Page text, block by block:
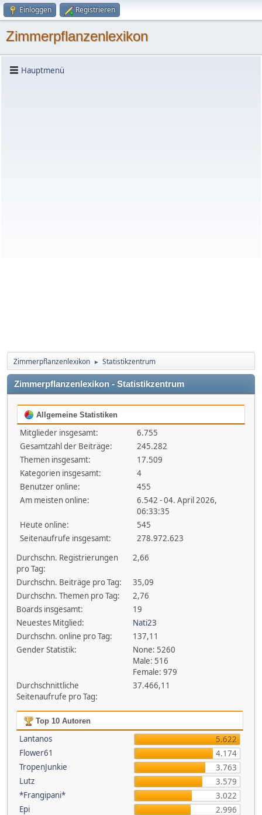
Einloggen Registrieren
Zimmerpflanzenlexikon
Hauptmenü
Zimmerpflanzenlexikon ► Statistikzentrum
Zimmerpflanzenlexikon - Statistikzentrum
Allgemeine Statistiken
Mitglieder insgesamt:
6.755
Gesamtzahl der Beiträge:
245.282
Themen insgesamt:
17.509
Kategorien insgesamt:
4
Benutzer online:
455
Am meisten online:
6.542 - 04. April 2026,
06:33:35
Heute online:
545
Seitenaufrufe insgesamt:
278.972.623
Durchschn. Registrierungen
pro Tag:
2,66
Durchschn. Beiträge pro Tag:
35,09
Durchschn. Themen pro Tag:
2,76
Boards insgesamt:
19
Neuestes Mitglied:
Nati23
Durchschn. online pro Tag:
137,11
Gender Statistik:
None: 5260
Male: 516
Female: 979
Durchschnittliche
Seitenaufrufe pro Tag:
37.466,11
Top 10 Autoren
Lantanos
5.622
Flower61
4.174
TropenJunkie
3.763
Lutz
3.579
*Frangipani*
3.022
Epi
2.996